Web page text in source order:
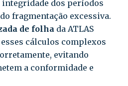
dos períodos
fragmentação excessiva.
de folha da ATLAS
cálculos complexos
evitando
a conformidade e